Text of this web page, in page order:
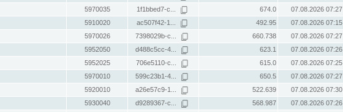
5970035 1f1bbed7-c... 674.0
07.08.2026 07:27
5910020 ac507f42-1... 492.95
07.08.2026 07:15
5970026 7398029b-c... 660.738
07.08.2026 07:27
5952050 d488c5cc-4... 623.1
07.08.2026 07:26
5952025 706e5110-c... 615.0
07.08.2026 07:25
5970010 599c23b1-4... 650.5
07.08.2026 07:27
5920010 a26e57c9-1... 522.639
07.08.2026 07:30
5930040 d9289367-c... 568.987
07.08.2026 07:26